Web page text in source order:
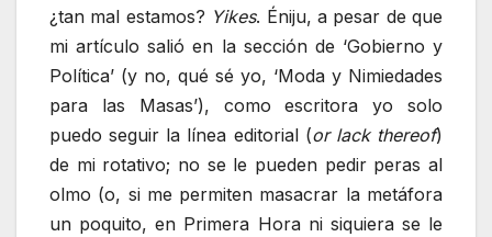
¿tan mal estamos? Yikes. Éniju, a pesar de que
mi artículo salió en la sección de ‘Gobierno y
Política’ (y no, qué sé yo, ‘Moda y Nimiedades
para las Masas’), como escritora yo solo
puedo seguir la línea editorial (or lack thereof)
de mi rotativo; no se le pueden pedir peras al
olmo (o, si me permiten masacrar la metáfora
un poquito, en Primera Hora ni siquiera se le